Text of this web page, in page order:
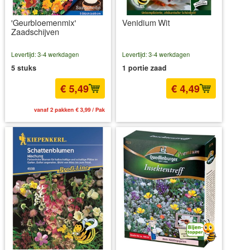
'Geurbloemenmix'
Zaadschijven
Levertijd: 3-4 werkdagen
5 stuks
€ 5,49
vanaf 2 pakken € 3,99 / Pak
Venidium Wit
Levertijd: 3-4 werkdagen
1 portie zaad
€ 4,49